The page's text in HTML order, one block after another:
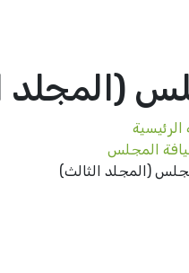
(المجلد
المجلس
(المجلد الثالث)